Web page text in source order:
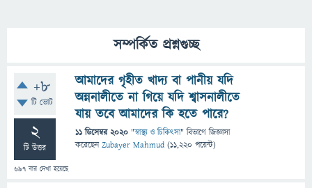
সম্পর্কিত প্রশ্নগুচ্ছ
+8
টি ভোট
2
টি উত্তর
697 বার দেখা হয়েছে
আমাদের গৃহীত খাদ্য বা পানীয় যদি
অন্ননালীতে না গিয়ে যদি শ্বাসনালীতে
যায় তবে আমাদের কি হতে পারে?
11 ডিসেম্বর 2020 "স্বাস্থ্য ও চিকিৎসা" বিভাগে জিজ্ঞাসা
করেছেনZubayer Mahmud (11,220 পয়েন্ট)